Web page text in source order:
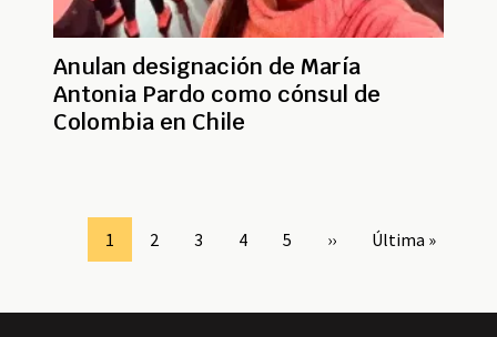
Anulan designación de María
Antonia Pardo como cónsul de
Colombia en Chile
Page
1 Page
2 Page
3 Page
4 Page
5
Siguiente
››
Última
Última »